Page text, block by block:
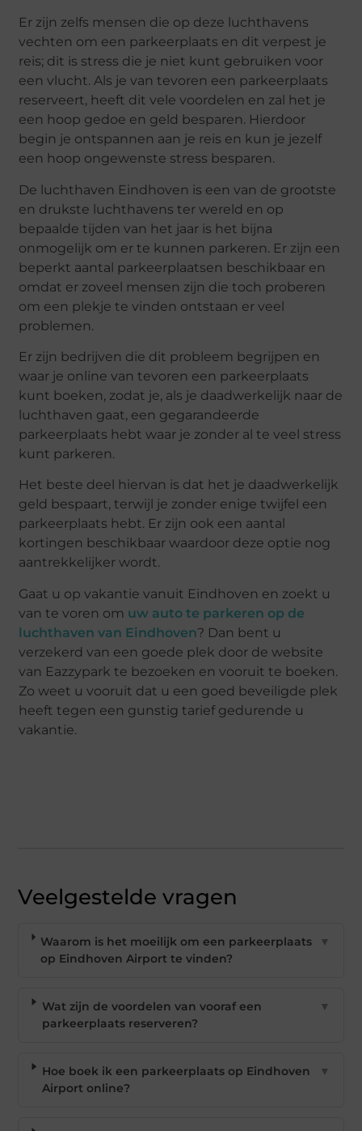
Er zijn zelfs mensen die op deze luchthavens
vechten om een parkeerplaats en dit verpest je
reis; dit is stress die je niet kunt gebruiken voor
een vlucht. Als je van tevoren een parkeerplaats
reserveert, heeft dit vele voordelen en zal het je
een hoop gedoe en geld besparen. Hierdoor
begin je ontspannen aan je reis en kun je jezelf
een hoop ongewenste stress besparen.
De luchthaven Eindhoven is een van de grootste
en drukste luchthavens ter wereld en op
bepaalde tijden van het jaar is het bijna
onmogelijk om er te kunnen parkeren. Er zijn een
beperkt aantal parkeerplaatsen beschikbaar en
omdat er zoveel mensen zijn die toch proberen
om een plekje te vinden ontstaan er veel
problemen.
Er zijn bedrijven die dit probleem begrijpen en
waar je online van tevoren een parkeerplaats
kunt boeken, zodat je, als je daadwerkelijk naar de
luchthaven gaat, een gegarandeerde
parkeerplaats hebt waar je zonder al te veel stress
kunt parkeren.
Het beste deel hiervan is dat het je daadwerkelijk
geld bespaart, terwijl je zonder enige twijfel een
parkeerplaats hebt. Er zijn ook een aantal
kortingen beschikbaar waardoor deze optie nog
aantrekkelijker wordt.
Gaat u op vakantie vanuit Eindhoven en zoekt u
van te voren om uw auto te parkeren op de
luchthaven van Eindhoven? Dan bent u
verzekerd van een goede plek door de website
van Eazzypark te bezoeken en vooruit te boeken.
Zo weet u vooruit dat u een goed beveiligde plek
heeft tegen een gunstig tarief gedurende u
vakantie.
Veelgestelde vragen
Waarom is het moeilijk om een parkeerplaats
op Eindhoven Airport te vinden?
▼
Wat zijn de voordelen van vooraf een
parkeerplaats reserveren?
▼
Hoe boek ik een parkeerplaats op Eindhoven
Airport online?
▼